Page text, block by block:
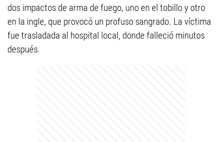
dos impactos de arma de fuego, uno en el tobillo y otro
en la ingle, que provocó un profuso sangrado. La víctima
fue trasladada al hospital local, donde falleció minutos
después.